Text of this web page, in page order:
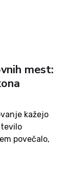
mest:
kažejo
povečalo,